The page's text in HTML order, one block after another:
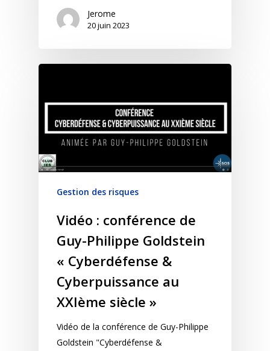
Jerome
20 juin 2023
Gestion des risques
Vidéo : conférence de
Guy-Philippe Goldstein
« Cyberdéfense &
Cyberpuissance au
XXIème siècle »
Vidéo de la conférence de Guy-Philippe
Goldstein "Cyberdéfense &